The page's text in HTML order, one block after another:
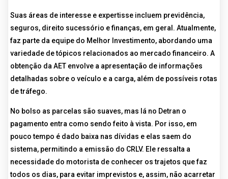
Suas áreas de interesse e expertisse incluem previdência,
seguros, direito sucessório e finanças, em geral. Atualmente,
faz parte da equipe do Melhor Investimento, abordando uma
variedade de tópicos relacionados ao mercado financeiro. A
obtenção da AET envolve a apresentação de informações
detalhadas sobre o veículo e a carga, além de possíveis rotas
de tráfego.
No bolso as parcelas são suaves, mas lá no Detran o
pagamento entra como sendo feito à vista. Por isso, em
pouco tempo é dado baixa nas dívidas e elas saem do
sistema, permitindo a emissão do CRLV. Ele ressalta a
necessidade do motorista de conhecer os trajetos que faz
todos os dias, para evitar imprevistos e, assim, não acarretar